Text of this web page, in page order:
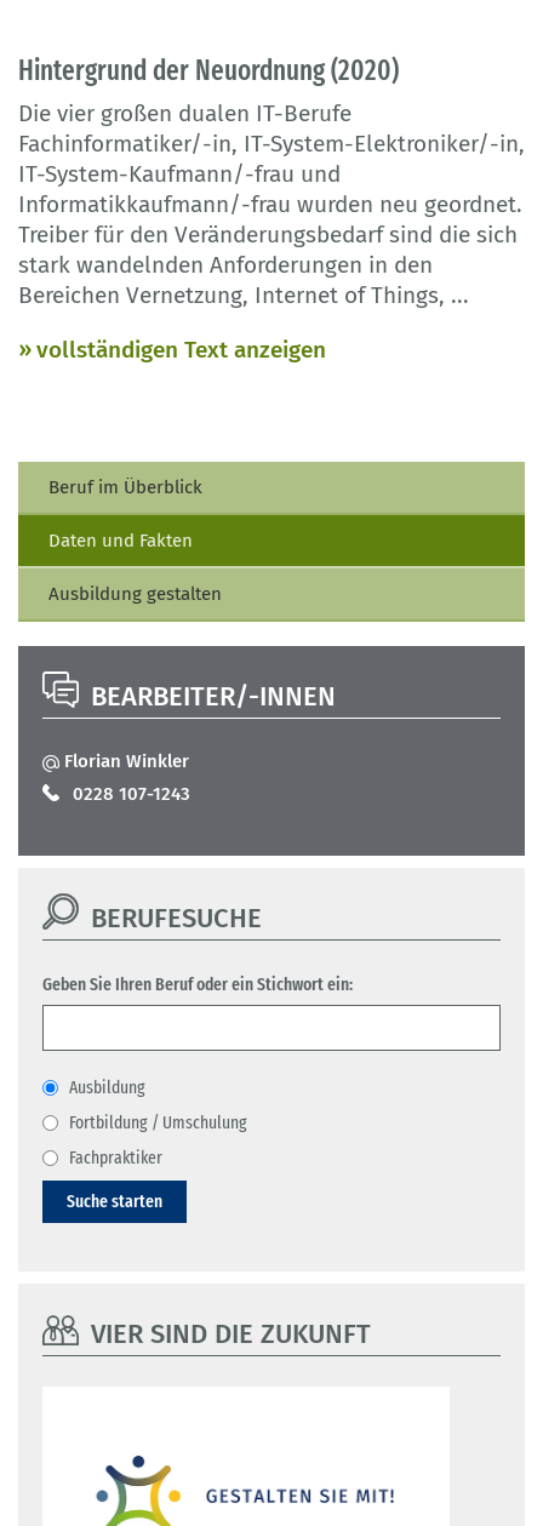
Hintergrund der Neuordnung (2020)
Die vier großen dualen IT-Berufe
Fachinformatiker/-in, IT-System-Elektroniker/-in,
IT-System-Kaufmann/-frau und
Informatikkaufmann/-frau wurden neu geordnet.
Treiber für den Veränderungsbedarf sind die sich
stark wandelnden Anforderungen in den
Bereichen Vernetzung, Internet of Things, ...
vollständigen Text anzeigen
Beruf im Überblick
Daten und Fakten
Ausbildung gestalten
BEARBEITER/-INNEN
Florian Winkler
0228 107-1243
BERUFESUCHE
Geben Sie Ihren Beruf oder ein Stichwort ein:
Ausbildung
Fortbildung / Umschulung
Fachpraktiker
Suche starten
VIER SIND DIE ZUKUNFT